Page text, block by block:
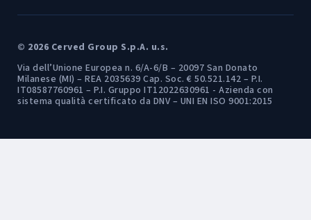
© 2026 Cerved Group S.p.A. u.s.
Via dell’Unione Europea n. 6/A-6/B – 20097 San Donato
Milanese (MI) – REA 2035639 Cap. Soc. € 50.521.142 – P.I.
IT08587760961 – P.I. Gruppo IT12022630961 - Azienda con
sistema qualità certificato da DNV – UNI EN ISO 9001:2015